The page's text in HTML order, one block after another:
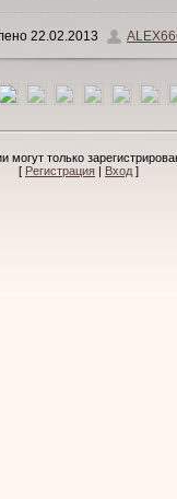
423.6Kb
22.02.2013
могут только
[ Регистрация | Вход ]